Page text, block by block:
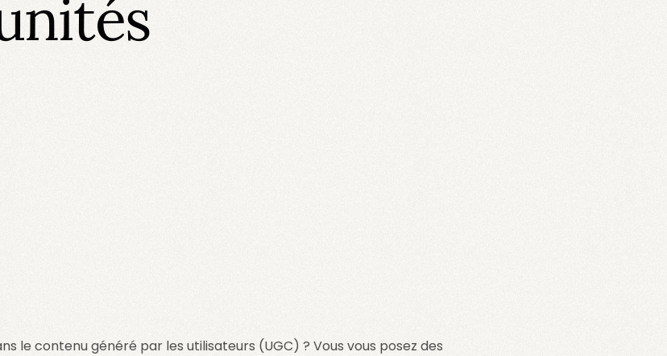
le contenu généré par les utilisateurs (UGC) ? Vous vous posez des